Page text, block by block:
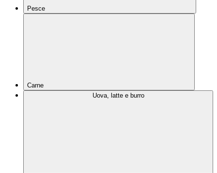
Pesce
Carne
Uova, latte e burro